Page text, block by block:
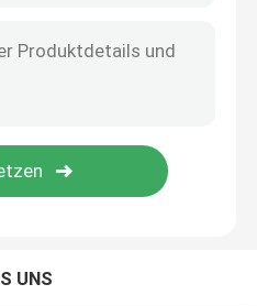
gelegen mit Teppich aus
UNS